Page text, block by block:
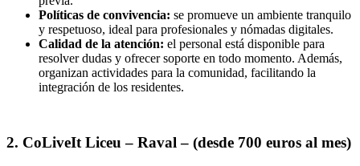
Políticas de convivencia: se promueve un ambiente tranquilo
y respetuoso, ideal para profesionales y nómadas digitales.
Calidad de la atención: el personal está disponible para
resolver dudas y ofrecer soporte en todo momento. Además,
organizan actividades para la comunidad, facilitando la
integración de los residentes.
2. CoLiveIt Liceu – Raval – (desde 700 euros al mes)